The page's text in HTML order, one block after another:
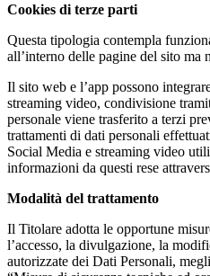
Cookies di terze parti
Questa tipologia contempla
all’interno delle pagine del sito ma
Il sito web e l’app possono
streaming video, condivisione
personale viene trasferito a terzi
trattamenti di dati personali
Social Media e streaming video
informazioni da questi rese
Modalità del trattamento
Il Titolare adotta le opportune
l’accesso, la divulgazione, la
autorizzate dei Dati Personali,